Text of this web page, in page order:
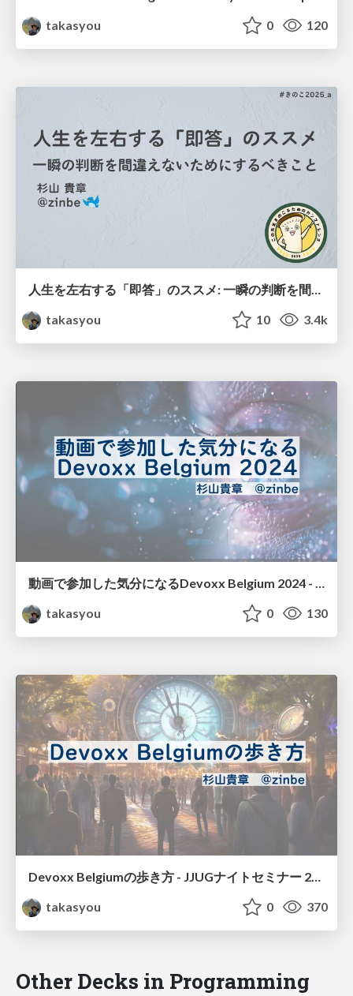
takasyou
0 120
takasyou
10 3.4k
動画で参加した気分になるDevoxx Belgium 2024 - JJUGナイトセミナー 2024.12.20
takasyou
0 130
Devoxx Belgiumの歩き方 - JJUGナイトセミナー 2023.11.22
takasyou
0 370
Other Decks in Programming